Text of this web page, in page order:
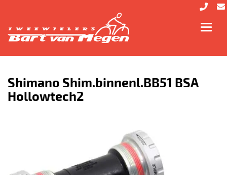
Shimano Shim.binnenl.BB51 BSA
Hollowtech2